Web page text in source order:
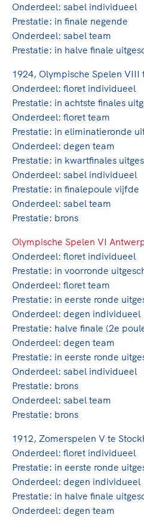
Sport gaat niet
Sport verenigt. Op
een rondje fietsen, door
de sportschool te gaan.
voor Sifan Hassan, Rico
Groot en het Nederlands
genieten van de
de halve marathon van je
hockeywedstrijd van je
Lees verder
High5 Stappenplan
Ruimte voor sport
Clubondersteuning
Samen voor een
sportomgeving
Voor welk gedrag staat de
langs de lijn, in de
En wat mag vooral niet?
hier richting aan en is dus
onderdeel van het
ongewenst gedrag.
Lees verder
Top teamsportcompetities
De TeamNL
De TeamNL Academie
ontwikkelprogramma voor
binnen TeamNL
bestuurders, (technisch)
toekomstig kader.
Lees verder
Onderdeel: sabel individueel
Prestatie: in finale negende
Onderdeel: sabel team
Prestatie: in halve finale
1924, Olympische Spelen VIII
Onderdeel: floret individueel
Prestatie: in achtste finales
Onderdeel: floret team
Prestatie: in eliminatieronde
Onderdeel: degen team
Prestatie: in kwartfinales
Onderdeel: sabel individueel
Prestatie: in finalepoule vijfde
Onderdeel: sabel team
Prestatie: brons
Olympische Spelen VI
Onderdeel: floret individueel
Prestatie: in voorronde
Onderdeel: floret team
Prestatie: in eerste ronde
Onderdeel: degen individueel
Prestatie: halve finale (2e
Onderdeel: degen team
Prestatie: in eerste ronde
Onderdeel: sabel individueel
Prestatie: brons
Onderdeel: sabel team
Prestatie: brons
1912, Zomerspelen V te
Onderdeel: floret individueel
Prestatie: in eerste ronde
Onderdeel: degen individueel
Prestatie: in halve finale
Onderdeel: degen team